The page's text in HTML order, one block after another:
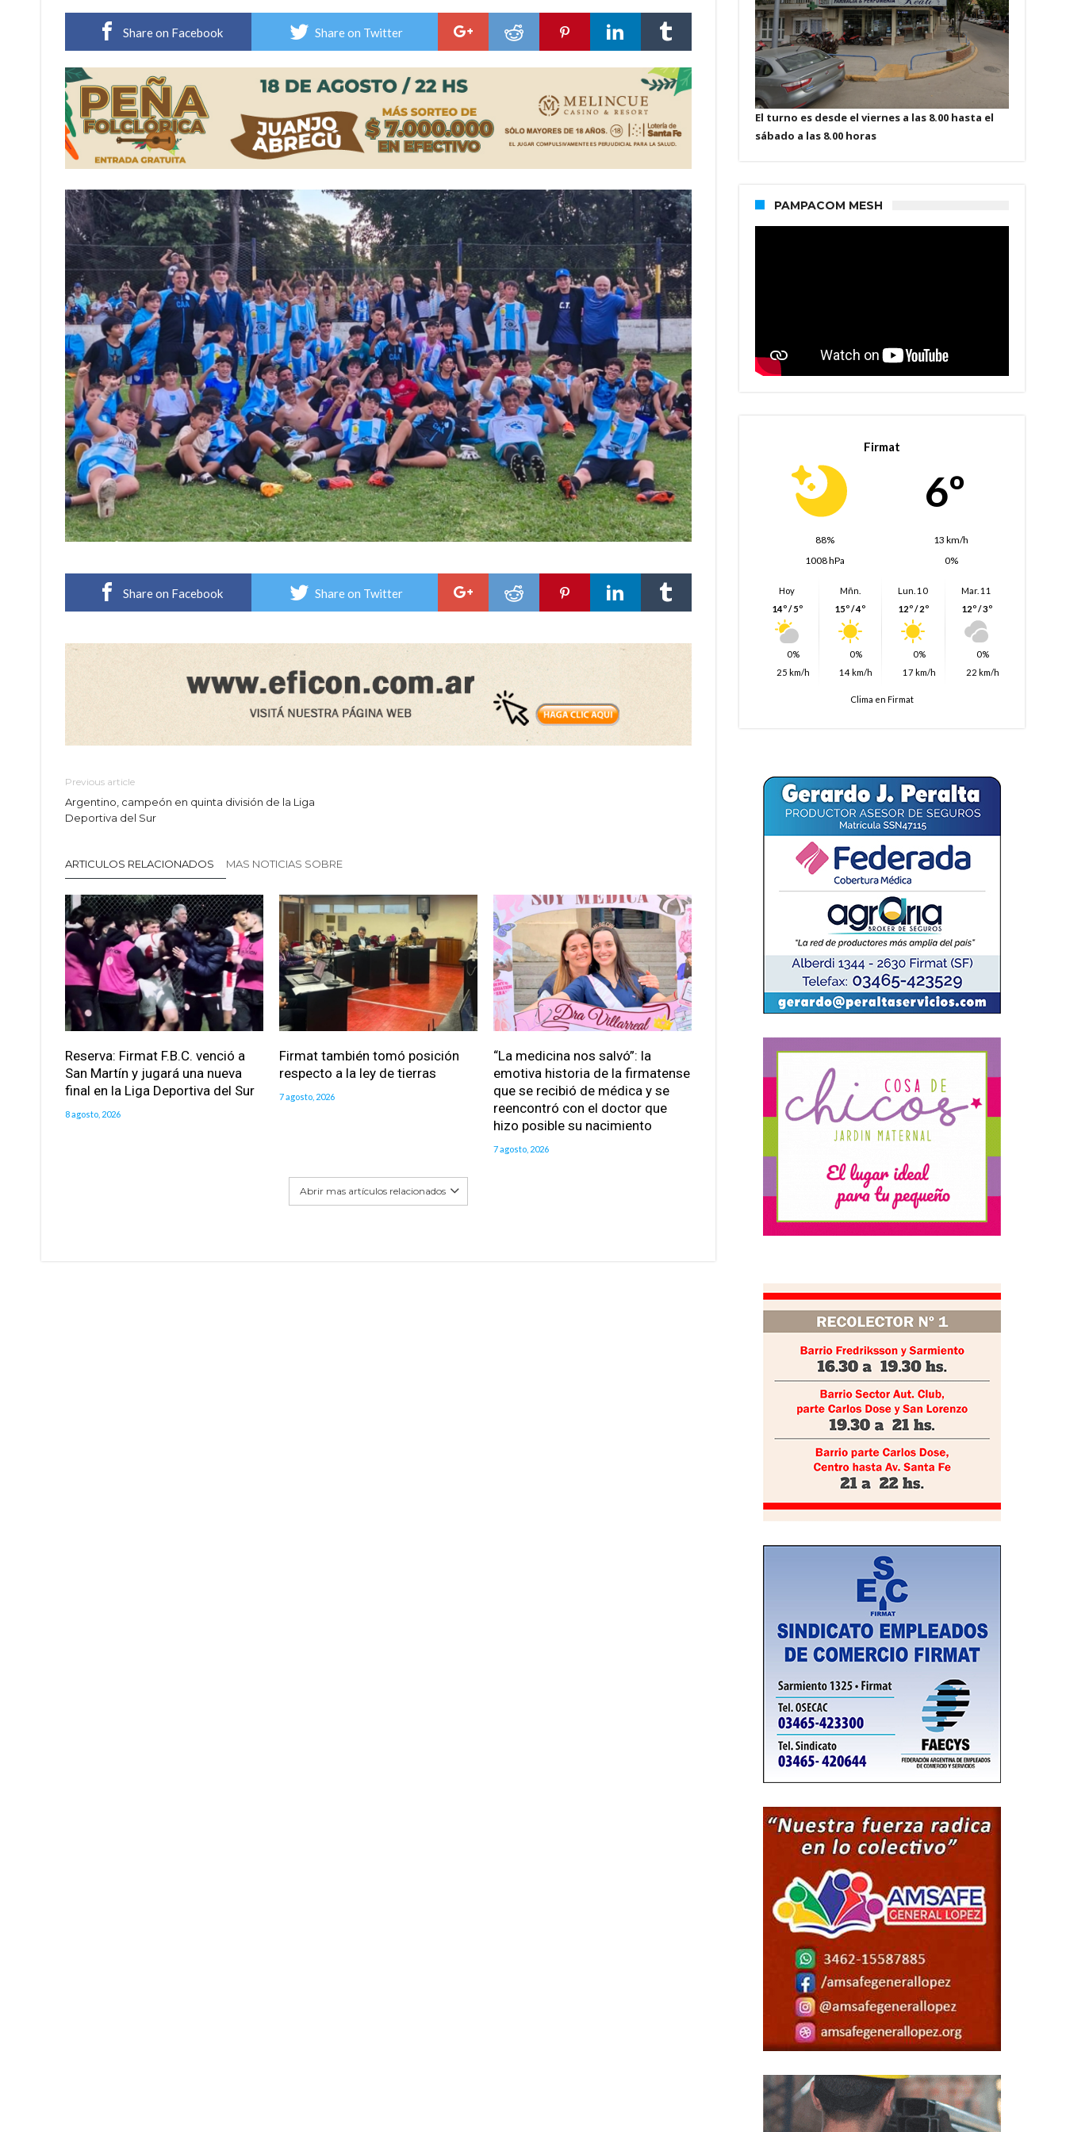
Vuelve el básquet: este viernes arranca el Clausura con agenda confirmada y planteles renovados
Share on Facebook Share on Twitter
Share on Facebook Share on Twitter
Previous article
Argentino, campeón en quinta división de la Liga
Deportiva del Sur
ARTICULOS RELACIONADOS MAS NOTICIAS SOBRE
Reserva: Firmat F.B.C. venció a
San Martín y jugará una nueva
final en la Liga Deportiva del Sur
8 agosto, 2026
Firmat también tomó posición
respecto a la ley de tierras
7 agosto, 2026
“La medicina nos salvó”: la
emotiva historia de la firmatense
que se recibió de médica y se
reencontró con el doctor que
hizo posible su nacimiento
7 agosto, 2026
Abrir mas artículos relacionados
El turno es desde el viernes a las 8.00 hasta el
sábado a las 8.00 horas
PAMPACOM MESH
Firmat
6º
88%
13 km/h
1008 hPa
0%
Hoy
14º / 5º
0%
25 km/h
Mñn.
15º / 4º
0%
14 km/h
Lun. 10
12º / 2º
0%
17 km/h
Mar. 11
12º / 3º
0%
22 km/h
Clima en Firmat